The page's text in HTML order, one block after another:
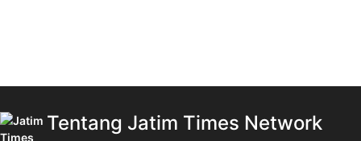
Tentang Jatim Times Network